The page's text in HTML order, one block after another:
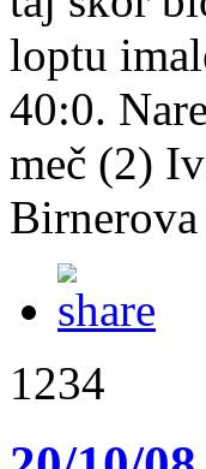
loptu
40:0.
meč (2)
1234